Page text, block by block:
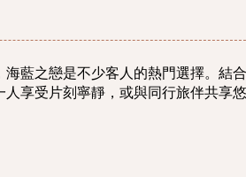
藍之戀是不少客人的熱門選擇。
享受片刻寧靜，或與同行旅伴共享